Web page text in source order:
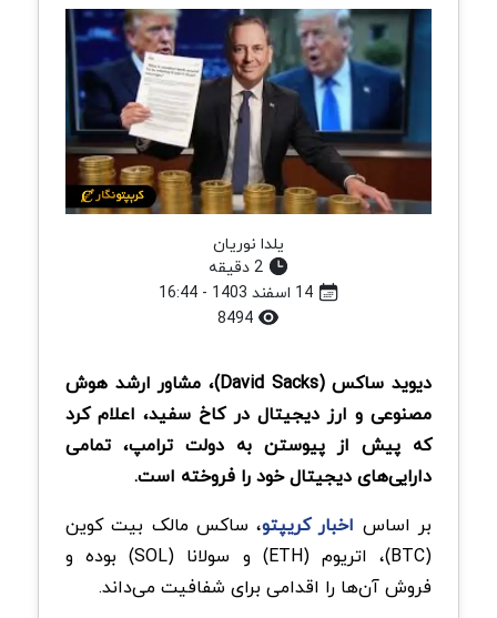
یلدا نوریان
2 دقیقه
14 اسفند 1403 - 16:44
دیوید ساکس (David Sacks)، مشاور ارشد هوش
مصنوعی و ارز دیجیتال در کاخ سفید، اعلام کرد
که پیش از پیوستن به دولت ترامپ، تمامی
دارایی‌های دیجیتال خود را فروخته است.
بر اساس اخبار کریپتو، ساکس مالک بیت کوین
(BTC)، اتریوم (ETH) و سولانا (SOL) بوده و
فروش آن‌ها را اقدامی برای شفافیت می‌داند.